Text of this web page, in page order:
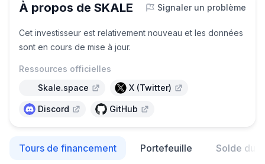
À propos de SKALE Signaler un problème
Cet investisseur est relativement nouveau et les données
sont en cours de mise à jour.
Ressources officielles
Skale.space
X (Twitter)
Discord GitHub
Tours de financement Portefeuille Solde du